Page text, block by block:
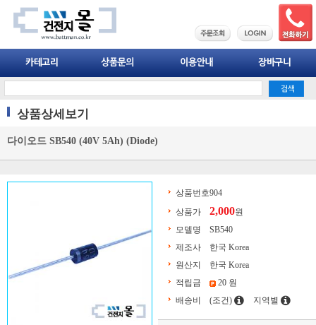
상품상세보기
다이오드 SB540 (40V 5Ah) (Diode)
상품번호904
상품가
2,000원
모델명
SB540
제조사
한국 Korea
원산지
한국 Korea
적립금
20 원
배송비
(조건) 지역별